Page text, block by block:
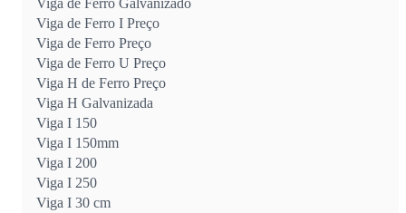
Viga de Ferro I Preço
Viga de Ferro Preço
Viga de Ferro U Preço
Viga H de Ferro Preço
Viga H Galvanizada
Viga I 150
Viga I 150mm
Viga I 200
Viga I 250
Viga I 30 cm